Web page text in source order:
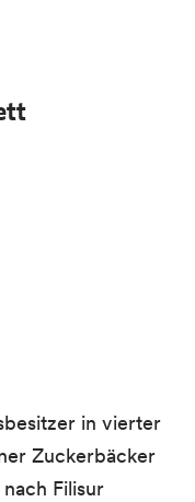
in vierter
Zuckerbäcker
Filisur